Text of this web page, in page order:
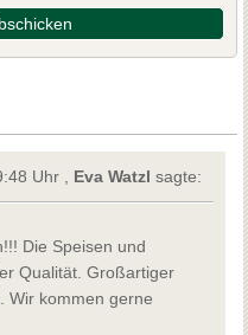
Uhr , Eva Watzl sagte:
Die Speisen und
Qualität. Großartiger
Wir kommen gerne